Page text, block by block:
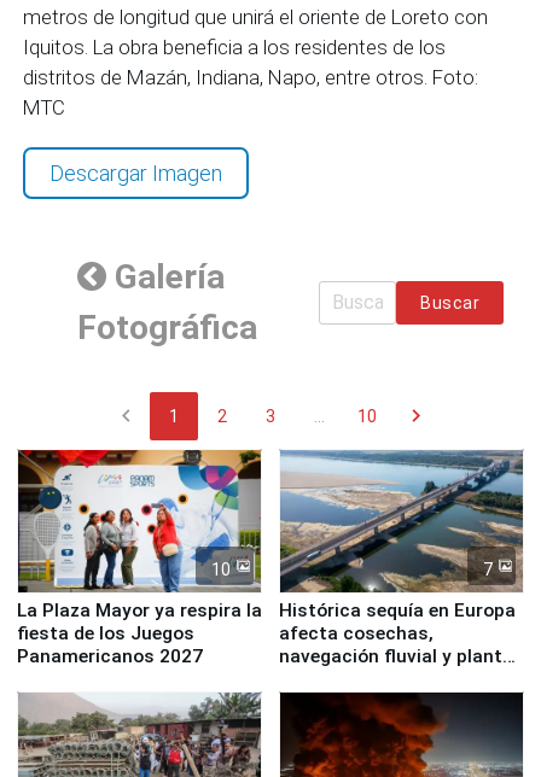
metros de longitud que unirá el oriente de Loreto con
Iquitos. La obra beneficia a los residentes de los
distritos de Mazán, Indiana, Napo, entre otros. Foto:
MTC
Descargar Imagen
Galería
Fotográfica
Buscar
chevron_left 1 2 3 10 chevron_right
10
La Plaza Mayor ya respira la
fiesta de los Juegos
Panamericanos 2027
7
Histórica sequía en Europa
afecta cosechas,
navegación fluvial y plantas